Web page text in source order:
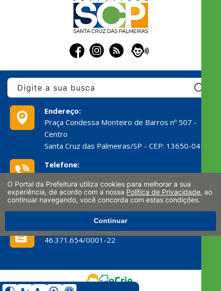
Endereço:
Praça Condessa Monteiro de Barros nº 507 -
Centro
Santa Cruz das Palmeiras/SP - CEP: 13650-041
Telefone:
(19) 3672-9299
E-mail:
CNPJ:
46.371.654/0001-22
O Portal da Prefeitura utiliza cookies para melhorar a sua
experiência, de acordo com a nossa Política de Privacidade, ao
continuar navegando, você concorda com estas condições.
Continuar